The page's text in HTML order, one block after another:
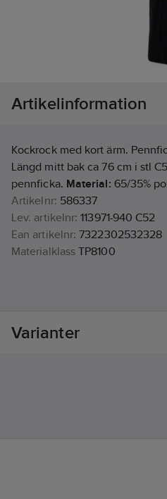
Artikelinformation
Kockrock med kort ärm.
Längd mitt bak ca 76 cm i stl
pennficka. Material: 65/35%
Artikelnr: 586337
Lev. artikelnr: 113971-940 C52
Ean artikelnr: 7322302532328
Materialklass TP8100
Varianter